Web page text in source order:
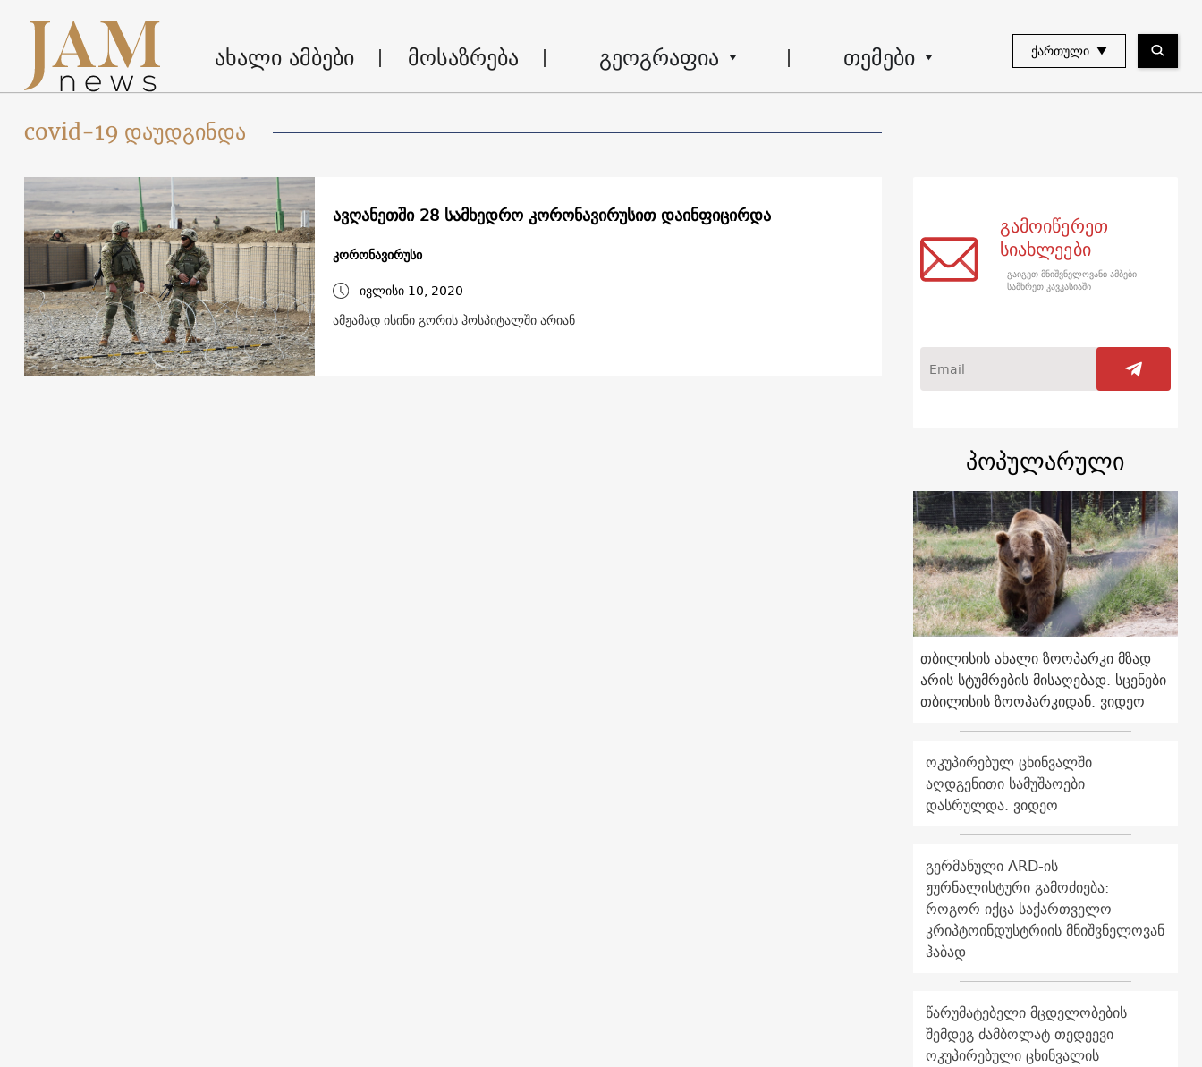
ახალი ამბები მოსაზრება გეოგრაფია თემები ᲥᲐᲠᲗᲣᲚᲘ
covid-19 დაუდგინდა
ავღანეთში 28 სამხედრო კორონავირუსით დაინფიცირდა
კორონავირუსი
ივლისი 10, 2020
ამჟამად ისინი გორის ჰოსპიტალში არიან
გამოიწერეთ
სიახლეები
გაიგეთ მნიშვნელოვანი ამბები
სამხრეთ კავკასიაში
პოპულარული
თბილისის ახალი ზოოპარკი მზად
არის სტუმრების მისაღებად. სცენები
თბილისის ზოოპარკიდან. ვიდეო
ოკუპირებულ ცხინვალში
აღდგენითი სამუშაოები
დასრულდა. ვიდეო
გერმანული ARD-ის
ჟურნალისტური გამოძიება:
როგორ იქცა საქართველო
კრიპტოინდუსტრიის მნიშვნელოვან
ჰაბად
წარუმატებელი მცდელობების
შემდეგ ძამბოლატ თედეევი
ოკუპირებული ცხინვალის